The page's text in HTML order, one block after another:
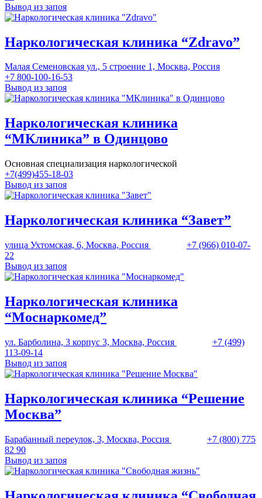
Вывод из запоя
Наркологическая клиника “Zdravo”
Малая Семеновская ул., 5 строение 1, Москва, Россия
+7 800-100-16-53
Вывод из запоя
Наркологическая клиника
“МКлиника” в Одинцово
Основная специализация наркологической
+7(499)455-18-03
Вывод из запоя
Наркологическая клиника “Завет”
улица Ухтомская, 6, Москва, Россия
+7 (966) 010-07-
22
Вывод из запоя
Наркологическая клиника
“Моснаркомед”
ул. Барболина, 3 корпус 3, Москва, Россия
+7 (499)
113-09-14
Вывод из запоя
Наркологическая клиника “Решение
Москва”
Барабанный переулок, 3, Москва, Россия
+7 (800) 775
82 90
Вывод из запоя